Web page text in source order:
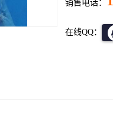
销售电话：
在线QQ：